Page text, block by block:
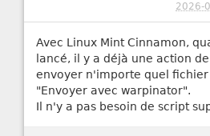
2026-
Avec Linux Mint Cinnamon,
lancé, il y a déjà une action
envoyer n'importe quel
"Envoyer avec warpinator".
Il n'y a pas besoin de script